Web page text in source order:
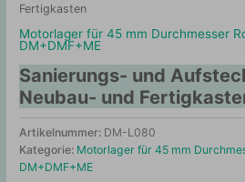
Fertigkasten
Motorlager für 45 mm Durchmesser
DM+DMF+ME
Sanierungs- und
Neubau- und
Artikelnummer: DM-L080
Kategorie: Motorlager für 45 mm
DM+DMF+ME